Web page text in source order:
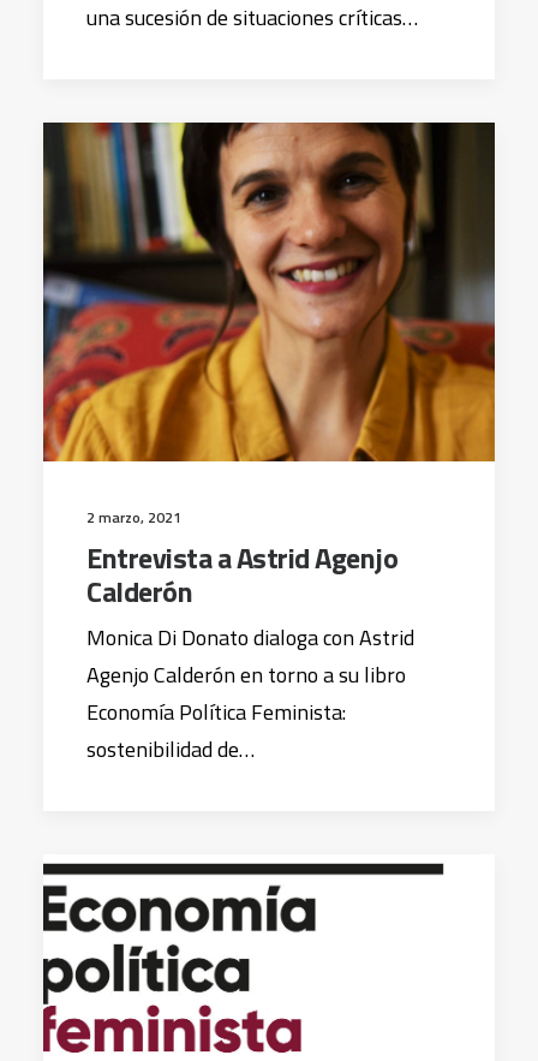
una sucesión de situaciones críticas…
2 marzo, 2021
Entrevista a Astrid Agenjo
Calderón
Monica Di Donato dialoga con Astrid
Agenjo Calderón en torno a su libro
Economía Política Feminista:
sostenibilidad de…